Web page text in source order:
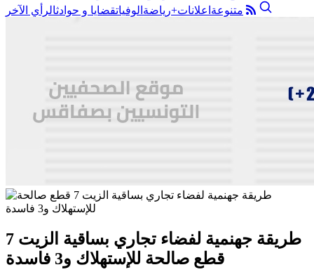
متنوعة اعلانات+رياضة الوفياتقضايا و حوادثالرأي الآخر
طريقة جهنمية لفضاء تجاري بساقية الزيت 7
قطع صالحة للإستهلاك و3 فاسدة